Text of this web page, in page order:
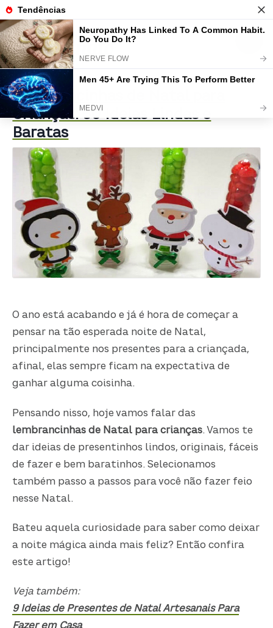
Lembrancinhas de Natal para
Crianças: 50 Ideias Lindas e
Baratas
O ano está acabando e já é hora de começar a
pensar na tão esperada noite de Natal,
principalmente nos presentes para a criançada,
afinal, elas sempre ficam na expectativa de
ganhar alguma coisinha.
Pensando nisso, hoje vamos falar das
lembrancinhas de Natal para crianças. Vamos te
dar ideias de presentinhos lindos, originais, fáceis
de fazer e bem baratinhos. Selecionamos
também passo a passos para você não fazer feio
nesse Natal.
Bateu aquela curiosidade para saber como deixar
a noite mágica ainda mais feliz? Então confira
este artigo!
Veja também:
9 Ideias de Presentes de Natal Artesanais Para